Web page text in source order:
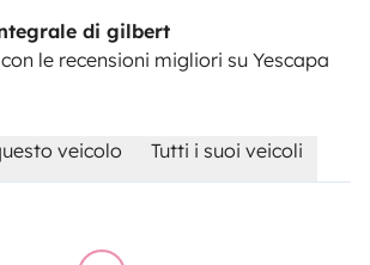
di gilbert
le recensioni migliori su Yescapa
veicolo Tutti i suoi veicoli